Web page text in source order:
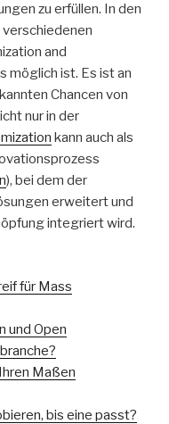
zu erfüllen. In den
verschiedenen
and
möglich ist. Es ist an
Chancen von
nur in der
kann auch als
), bei dem der
erweitert und
integriert wird.
für Mass
und Open
Maßen
bis eine passt?